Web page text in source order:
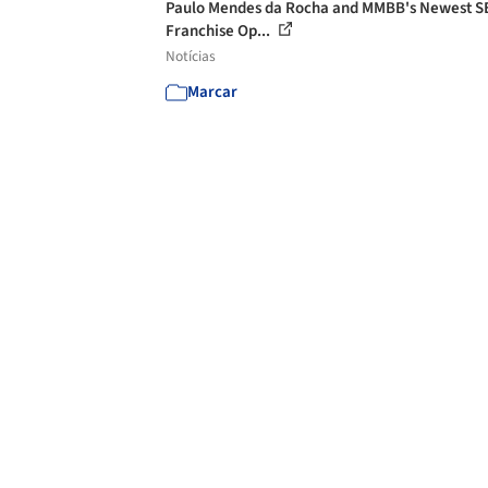
Paulo Mendes da Rocha and MMBB's Newest
Franchise Op...
Notícias
Marcar